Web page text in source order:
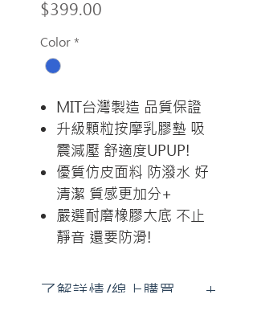
$399.00
Color *
MIT台灣製造 品質保證
升級顆粒按摩乳膠墊 吸
震減壓 舒適度UPUP!
優質仿皮面料 防潑水 好
清潔 質感更加分+
嚴選耐磨橡膠大底 不止
靜音 還要防滑!
了解詳情/線上購買